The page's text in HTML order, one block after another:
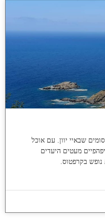
שבאיי יוון. עם אוכל
מעטים היעדים
בקרפטוס.